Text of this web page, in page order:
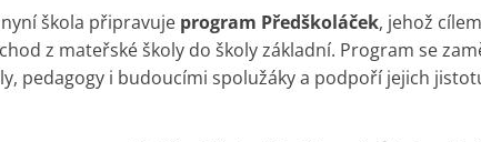
škola připravuje program Předškoláček, jehož
z mateřské školy do školy základní. Program se
pedagogy i budoucími spolužáky a podpoří jejich